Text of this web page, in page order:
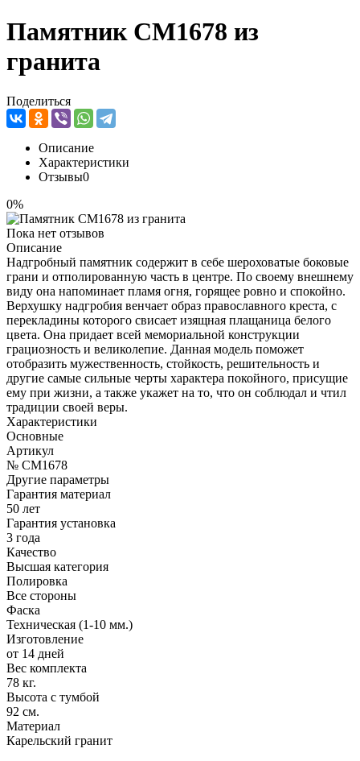
Памятник CM1678 из
гранита
Поделиться
Описание
Характеристики
Отзывы0
0%
Пока нет отзывов
Описание
Надгробный памятник содержит в себе шероховатые боковые
грани и отполированную часть в центре. По своему внешнему
виду она напоминает пламя огня, горящее ровно и спокойно.
Верхушку надгробия венчает образ православного креста, с
перекладины которого свисает изящная плащаница белого
цвета. Она придает всей мемориальной конструкции
грациозность и великолепие. Данная модель поможет
отобразить мужественность, стойкость, решительность и
другие самые сильные черты характера покойного, присущие
ему при жизни, а также укажет на то, что он соблюдал и чтил
традиции своей веры.
Характеристики
Основные
Артикул
№ CM1678
Другие параметры
Гарантия материал
50 лет
Гарантия установка
3 года
Качество
Высшая категория
Полировка
Все стороны
Фаска
Техническая (1-10 мм.)
Изготовление
от 14 дней
Вес комплекта
78 кг.
Высота с тумбой
92 см.
Материал
Карельский гранит